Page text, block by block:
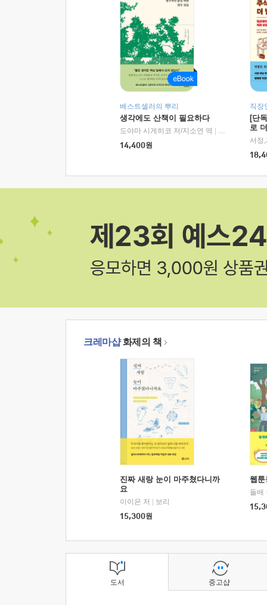
베스트셀러의 뿌리
생각에도 산책이 필요하다
도야마 시게히코 저/지소연 역
알에이치코리
14,400원
직장
[단
로
크레마샵화제의 책
진짜 새랑 눈이 마주쳤다니까
요
이이은 저
보리
15,300원
웹
돌배
도서 중고샵